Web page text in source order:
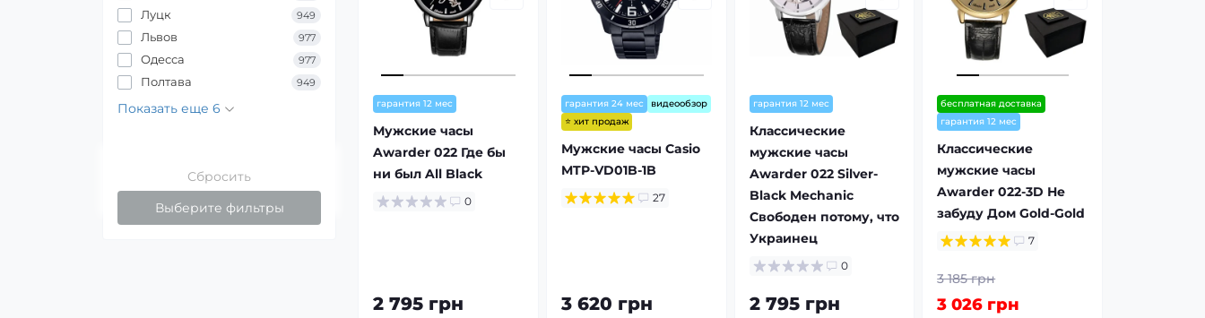
Луцк 949
Львов 977
Одесса 977
Полтава 949
Показать еще 6
Сбросить
Выберите фильтры
гарантия 12 мес
Мужские часы
Awarder 022 Где бы
ни был All Black
0
2 795 грн
гарантия 24 мес
видеообзор
⭐ хит продаж
Мужские часы Casio
MTP-VD01B-1B
27
3 620 грн
гарантия 12 мес
Классические
мужские часы
Awarder 022 Silver-
Black Mechanic
Свободен потому, что
Украинец
0
2 795 грн
бесплатная доставка
гарантия 12 мес
Классические
мужские часы
Awarder 022-3D Не
забуду Дом Gold-Gold
7
3 185 грн
3 026 грн